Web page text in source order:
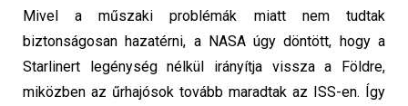
Mivel a műszaki problémák miatt nem tudtak
biztonságosan hazatérni, a NASA úgy döntött, hogy a
Starlinert legénység nélkül irányítja vissza a Földre,
miközben az űrhajósok tovább maradtak az ISS-en. Így